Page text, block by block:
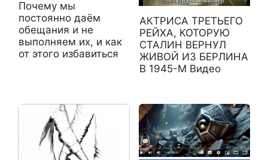
Почему мы
постоянно даём
обещания и не
выполняем их, и как
от этого избавиться
АКТРИСА ТРЕТЬЕГО
РЕЙХА, КОТОРУЮ
СТАЛИН ВЕРНУЛ
ЖИВОЙ ИЗ БЕРЛИНА
В 1945-М Видео